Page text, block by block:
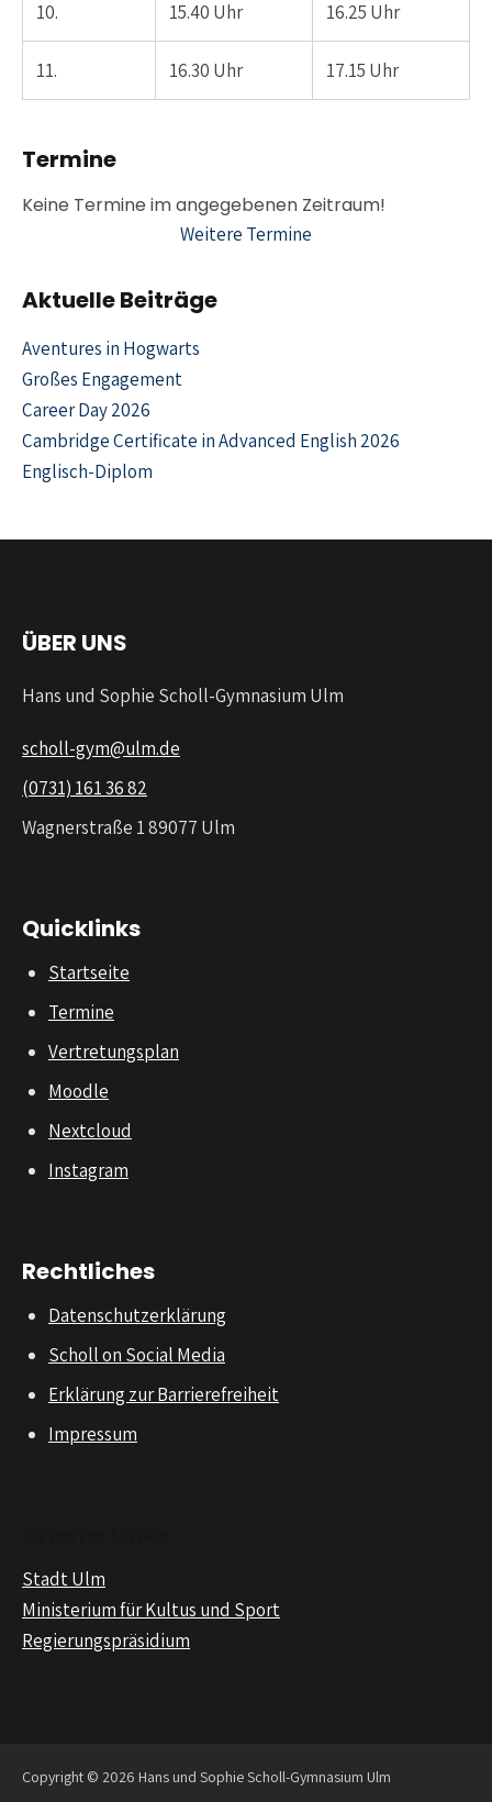
10. 15.40 Uhr 16.25 Uhr
11. 16.30 Uhr 17.15 Uhr
Termine
Weitere Termine
Aktuelle Beiträge
Aventures in Hogwarts
Großes Engagement
Career Day 2026
Cambridge Certificate in Advanced English 2026
Englisch-Diplom
ÜBER UNS
Hans und Sophie Scholl-Gymnasium Ulm
scholl-gym@ulm.de
(0731) 161 36 82
Wagnerstraße 1 89077 Ulm
Quicklinks
Startseite
Termine
Vertretungsplan
Moodle
Nextcloud
Instagram
Rechtliches
Datenschutzerklärung
Scholl on Social Media
Erklärung zur Barrierefreiheit
Impressum
Stadt Ulm
Ministerium für Kultus und Sport
Regierungspräsidium
Copyright © 2026 Hans und Sophie Scholl-Gymnasium Ulm